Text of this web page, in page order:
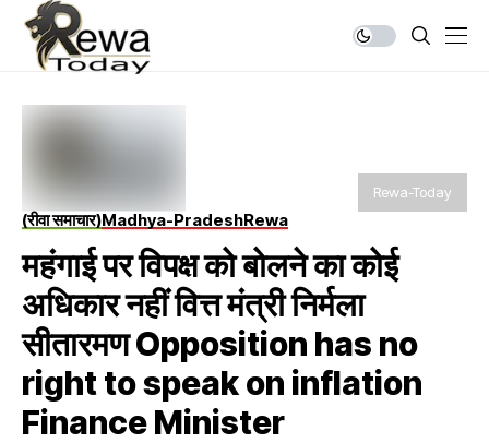
Rewa-Today
(रीवा समाचार)Madhya-PradeshRewa
महंगाई पर विपक्ष को बोलने का कोई
अधिकार नहीं वित्त मंत्री निर्मला
सीतारमण Opposition has no
right to speak on inflation
Finance Minister